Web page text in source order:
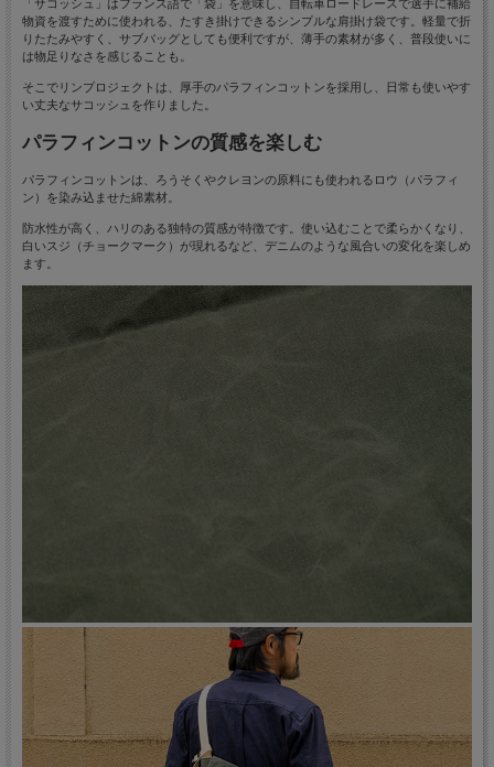
「サコッシュ」はフランス語で「袋」を意味し、自転車ロードレースで選手に補給
物資を渡すために使われる、たすき掛けできるシンプルな肩掛け袋です。軽量で折
りたたみやすく、サブバッグとしても便利ですが、薄手の素材が多く、普段使いに
は物足りなさを感じることも。
そこでリンプロジェクトは、厚手のパラフィンコットンを採用し、日常も使いやす
い丈夫なサコッシュを作りました。
パラフィンコットンの質感を楽しむ
パラフィンコットンは、ろうそくやクレヨンの原料にも使われるロウ（パラフィ
ン）を染み込ませた綿素材。
防水性が高く、ハリのある独特の質感が特徴です。使い込むことで柔らかくなり、
白いスジ（チョークマーク）が現れるなど、デニムのような風合いの変化を楽しめ
ます。